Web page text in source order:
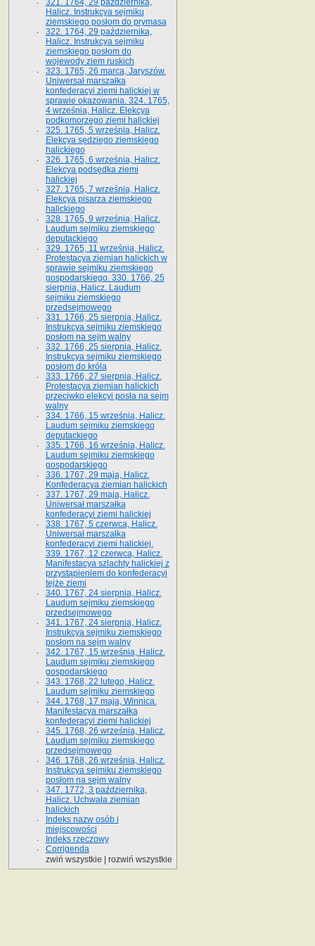
321. 1764, 29 października,
Halicz. Instrukcya sejmiku
ziemskiego posłom do prymasa
322. 1764, 29 października,
Halicz. Instrukcya sejmiku
ziemskiego posłom do
wojewody ziem ruskich
323. 1765, 26 marca, Jaryszów.
Uniwersał marszałka
konfederacyi ziemi halickiej w
sprawie okazowania. 324. 1765,
4 września, Halicz. Elekcya
podkomorzego ziemi halickiej
325. 1765, 5 września, Halicz.
Elekcya sędziego ziemskiego
halickiego
326. 1765, 6 września, Halicz.
Elekcya podsędka ziemi
halickiej
327. 1765, 7 września, Halicz.
Elekcya pisarza ziemskiego
halickiego
328. 1765, 9 września, Halicz.
Laudum sejmiku ziemskiego
deputackiego
329. 1765, 11 września, Halicz.
Protestacya ziemian halickich w
sprawie sejmiku ziemskiego
gospodarskiego. 330. 1766, 25
sierpnia, Halicz. Laudum
sejmiku ziemskiego
przedsejmowego
331. 1766, 25 sierpnia, Halicz.
Instrukcya sejmiku ziemskiego
posłom na sejm walny
332. 1766, 25 sierpnia, Halicz.
Instrukcya sejmiku ziemskiego
posłom do króla
333. 1766, 27 sierpnia, Halicz.
Protestacya ziemian halickich
przeciwko elekcyi posła na sejm
walny
334. 1766, 15 września, Halicz.
Laudum sejmiku ziemskiego
deputackiego
335. 1766, 16 września, Halicz.
Laudum sejmiku ziemskiego
gospodarskiego
336. 1767, 29 maja, Halicz.
Konfederacya ziemian halickich
337. 1767, 29 maja, Halicz.
Uniwersał marszałka
konfederacyi ziemi halickiej
338. 1767, 5 czerwca, Halicz.
Uniwersał marszałka
konfederacyi ziemi halickiej.
339. 1767, 12 czerwca, Halicz.
Manifestacya szlachty halickiej z
przystąpieniem do konfederacyi
tejże ziemi
340. 1767, 24 sierpnia, Halicz.
Laudum sejmiku ziemskiego
przedsejmowego
341. 1767, 24 sierpnia, Halicz.
Instrukcya sejmiku ziemskiego
posłom na sejm walny
342. 1767, 15 września, Halicz.
Laudum sejmiku ziemskiego
gospodarskiego
343. 1768, 22 lutego, Halicz.
Laudum sejmiku ziemskiego
344. 1768, 17 maja, Winnica.
Manifestacya marszałka
konfederacyi ziemi halickiej
345. 1768, 26 września, Halicz.
Laudum sejmiku ziemskiego
przedsejmowego
346. 1768, 26 września, Halicz.
Instrukcya sejmiku ziemskiego
posłom na sejm walny
347. 1772, 3 października,
Halicz. Uchwała ziemian
halickich
Indeks nazw osób i
miejscowości
Indeks rzeczowy
Corrigenda
zwiń wszystkie
rozwiń wszystkie